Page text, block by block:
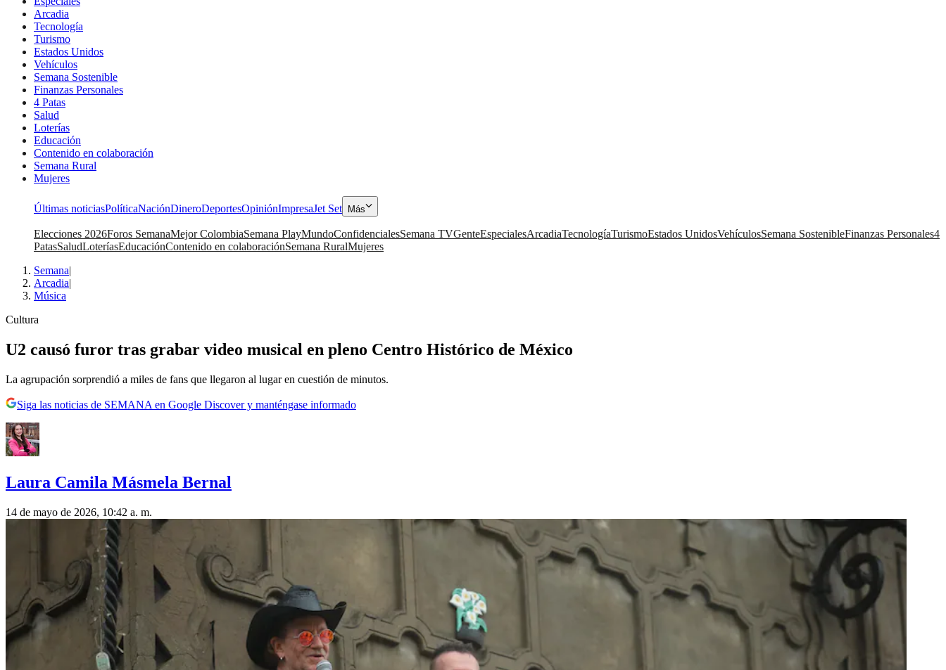
Arcadia
Tecnología
Turismo
Estados Unidos
Vehículos
Semana Sostenible
Finanzas Personales
4 Patas
Salud
Loterías
Educación
Contenido en colaboración
Semana Rural
Mujeres
Últimas noticiasPolíticaNaciónDineroDeportesOpiniónImpresaJet Set Más
Elecciones 2026Foros SemanaMejor ColombiaSemana PlayMundoConfidencialesSemana TVGenteEspecialesArcadiaTecnologíaTurismoEstados UnidosVehículosSemana SostenibleFinanzas Personales4
PatasSaludLoteríasEducaciónContenido en colaboraciónSemana RuralMujeres
Semana|
Arcadia|
Música
Cultura
U2 causó furor tras grabar video musical en pleno Centro Histórico de México
La agrupación sorprendió a miles de fans que llegaron al lugar en cuestión de minutos.
Siga las noticias de SEMANA en Google Discover y manténgase informado
Laura Camila Másmela Bernal
14 de mayo de 2026, 10:42 a. m.